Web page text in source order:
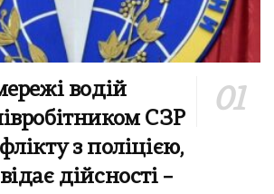
водій
СЗР
з поліцією,
дійсності –